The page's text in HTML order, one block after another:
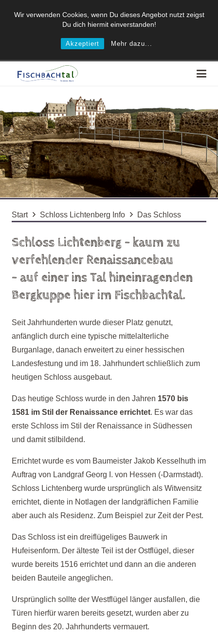
Wir verwenden Cookies, wenn Du dieses Angebot nutzt zeigst
Du dich hiermit einverstanden!
Akzeptiert Mehr dazu...
Start Schloss Lichtenberg Info Das Schloss
Schloss Lichtenberg – kaum zu
verfehlender Renaissancebau
– auf einer ins Tal hineinragenden
Bergkuppe hier im Fischbachtal.
Seit Jahrhunderten wurde dieser Platz genutzt,
anfänglich durch eine typische mittelalterliche
Burganlage, danach erweitert zu einer hessischen
Landesfestung und im 18. Jahrhundert schließlich zum
heutigen Schloss ausgebaut.
Das heutige Schloss wurde in den Jahren 1570 bis
1581 im Stil der Renaissance errichtet. Es war das
erste Schloss im Stil der Renaissance in Südhessen
und damit stilbildend.
Errichtet wurde es vom Baumeister Jakob Kesselhuth im
Auftrag von Landgraf Georg I. von Hessen (-Darmstadt).
Schloss Lichtenberg wurde ursprünglich als Witwensitz
errichtet, diente in Notlagen der landgräflichen Familie
aber auch als Residenz. Zum Beispiel zur Zeit der Pest.
Das Schloss ist ein dreiflügeliges Bauwerk in
Hufeisenform. Der älteste Teil ist der Ostflügel, dieser
wurde bereits 1516 errichtet und dann an die anderen
beiden Bauteile angeglichen.
Ursprünglich sollte der Westflügel länger ausfallen, die
Türen hierfür waren bereits gesetzt, wurden aber zu
Beginn des 20. Jahrhunderts vermauert.